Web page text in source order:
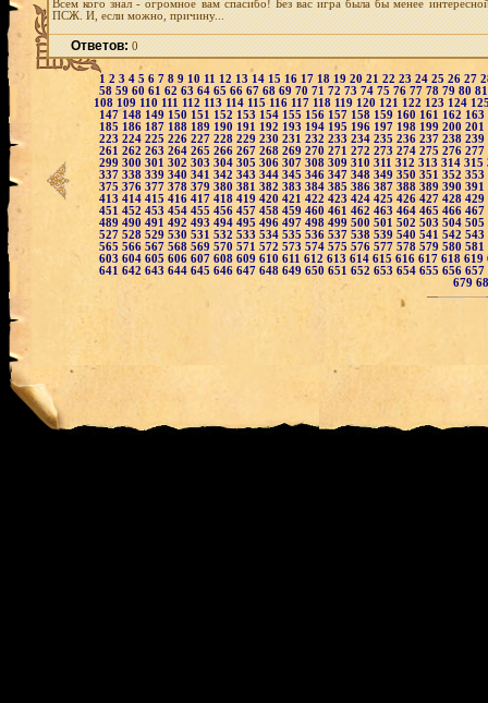
Всем кого знал - огромное вам спасибо! Без вас игра была бы менее
ПСЖ. И, если можно, причину...
Ответов:0
1 2 3 4 5 6 7 8 9 10 11 12 13 14 15 16 17 1819 20 21 22 23 24 25 26 27
58 59 60 61 62 63 64 65 66 67 68 69 70 71 72 73 74 75 76 77 78 79 80
108 109 110 111 112 113 114 115116 117 118 119 120 121 122 123 124
147 148 149 150 151 152 153 154 155 156 157 158 159 160 161 162 163
185 186 187 188 189 190 191 192 193 194 195 196 197 198 199 200 201
223 224 225 226 227 228 229 230 231 232 233 234 235 236 237 238 239
261 262 263 264 265 266 267 268 269 270 271 272 273 274 275 276 277
299 300 301 302 303 304 305 306 307 308 309 310 311 312 313 314 315
337 338 339 340 341 342 343 344 345 346 347 348 349 350 351 352 353
375 376 377 378 379 380 381 382 383 384 385 386 387 388 389 390 391
413 414 415 416 417 418 419 420 421 422 423 424 425 426 427 428 429
451 452 453 454 455 456 457 458 459 460 461 462 463 464 465 466 467
489 490 491 492 493 494 495 496 497 498 499 500 501 502 503 504 505
527 528 529 530 531 532 533 534 535 536 537 538 539 540 541 542 543
565 566 567 568 569 570 571 572 573 574 575 576 577 578 579 580 581
603 604 605 606 607 608 609 610 611 612 613 614 615 616 617 618 619
641 642 643 644 645 646 647 648 649 650 651 652 653 654 655 656 657
679